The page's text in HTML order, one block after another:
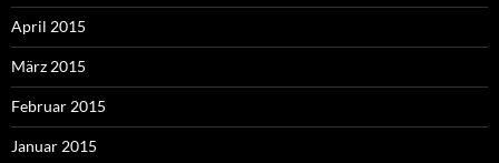
April 2015
März 2015
Februar 2015
Januar 2015